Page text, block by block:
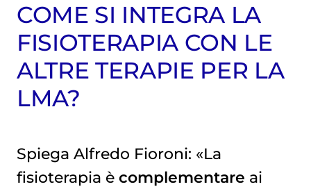
COME SI INTEGRA LA
FISIOTERAPIA CON LE
ALTRE TERAPIE PER LA
LMA?
Spiega Alfredo Fioroni: «La
fisioterapia è complementare ai